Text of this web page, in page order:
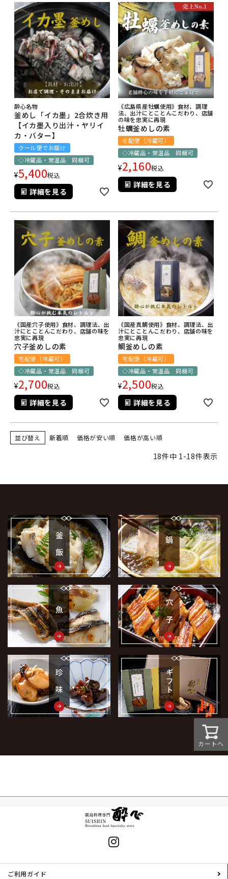
酔心名物
釜めし「イカ墨」2合炊き用
【イカ墨入り出汁・ヤリイ
カ・バター】
クール便でお届け
◇冷蔵品・常温品 同梱可
¥5,400税込
詳細を見る
《広島県産牡蠣使用》食材、調理
法、出汁にとことんこだわり、店舗
の味を忠実に再現
牡蠣釜めしの素
宅配便（冷蔵可）
◇冷蔵品・常温品 同梱可
¥2,160税込
詳細を見る
《国産穴子使用》食材、調理法、出
汁にとことんこだわり、店舗の味を
忠実に再現
穴子釜めしの素
宅配便（冷蔵可）
◇冷蔵品・常温品 同梱可
¥2,700税込
詳細を見る
《国産真鯛使用》食材、調理法、出
汁にとことんこだわり、店舗の味を
忠実に再現
鯛釜めしの素
宅配便（冷蔵可）
◇冷蔵品・常温品 同梱可
¥2,500税込
詳細を見る
並び替え 新着順 価格が安い順 価格が高い順
18件中 1-18件表示
カートへ
ご利用ガイド